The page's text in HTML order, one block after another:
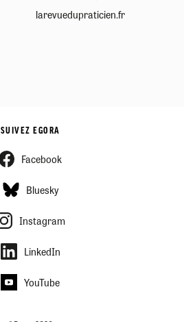
larevuedupraticien.fr
SUIVEZ EGORA
Facebook
Bluesky
Instagram
LinkedIn
YouTube